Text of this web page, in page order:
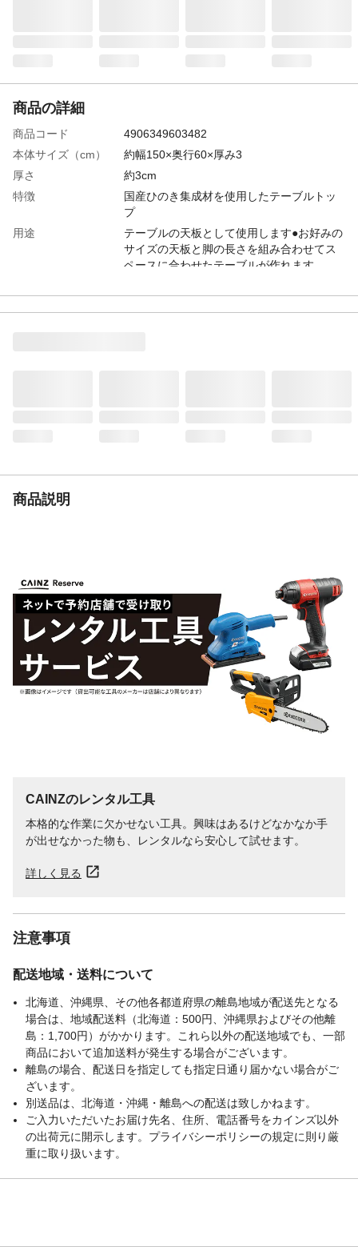
商品の詳細
商品コード
4906349603482
本体サイズ（cm）
約幅150×奥行60×厚み3
厚さ
約3cm
特徴
国産ひのき集成材を使用したテーブルトッ
プ
用途
テーブルの天板として使用します●お好みの
サイズの天板と脚の長さを組み合わせてス
ペースに合わせたテーブルが作れます
商品説明
CAINZのレンタル工具
本格的な作業に欠かせない工具。興味はあるけどなかなか手
が出せなかった物も、レンタルなら安心して試せます。
詳しく見る
注意事項
配送地域・送料について
北海道、沖縄県、その他各都道府県の離島地域が配送先となる
場合は、地域配送料（北海道：500円、沖縄県およびその他離
島：1,700円）がかかります。これら以外の配送地域でも、一部
商品において追加送料が発生する場合がございます。
離島の場合、配送日を指定しても指定日通り届かない場合がご
ざいます。
別送品は、北海道・沖縄・離島への配送は致しかねます。
ご入力いただいたお届け先名、住所、電話番号をカインズ以外
の出荷元に開示します。プライバシーポリシーの規定に則り厳
重に取り扱います。